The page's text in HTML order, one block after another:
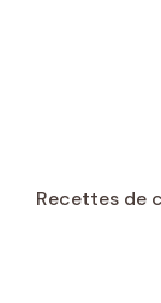
Recettes de